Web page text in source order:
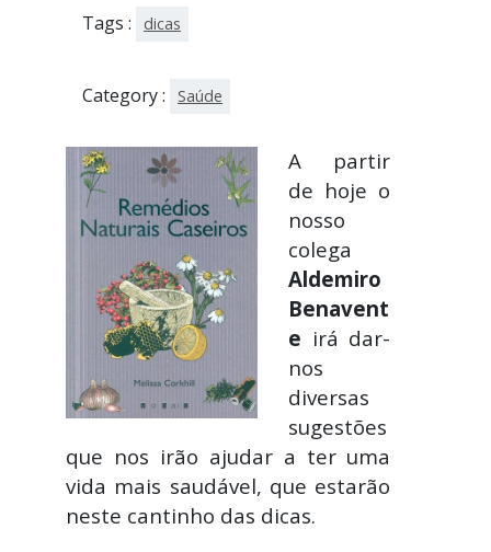
Tags : dicas
Category : Saúde
A partir
de hoje o
nosso
colega
Aldemiro
Benavent
e irá dar-
nos
diversas
sugestões
que nos irão ajudar a ter uma
vida mais saudável, que estarão
neste cantinho das dicas.